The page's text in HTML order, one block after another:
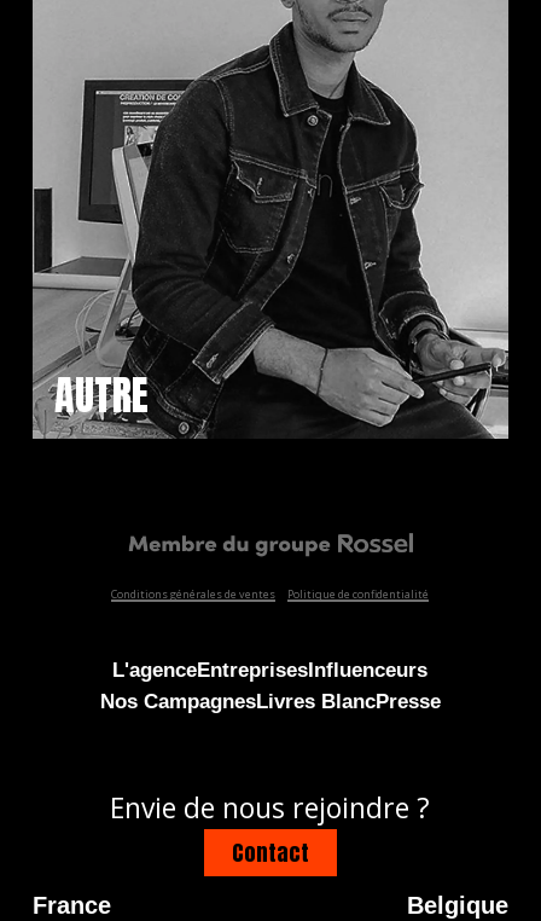
AUTRE
Conditions générales de ventes Politique de confidentialité
L'agenceEntreprises Influenceurs
Nos CampagnesLivres BlancPresse
Envie de nous rejoindre ?
Contact
France Belgique